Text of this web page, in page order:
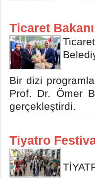
Ticaret
Bir dizi
Prof. Dr. Ömer
gerçekleştirdi.
Tiyatro